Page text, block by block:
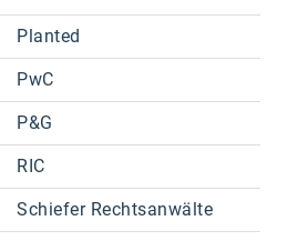
Planted
PwC
P&G
RIC
Schiefer Rechtsanwälte